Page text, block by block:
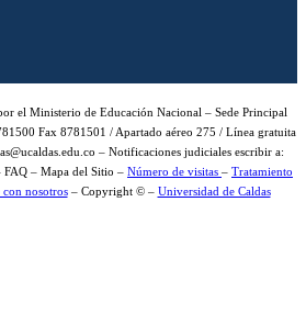
el Ministerio de Educación Nacional – Sede Principal
Fax 8781501 / Apartado aéreo 275 / Línea gratuita
– Notificaciones judiciales escribir a:
FAQ – Mapa del Sitio – Número de visitas – Tratamiento
con nosotros– Copyright © – Universidad de Caldas